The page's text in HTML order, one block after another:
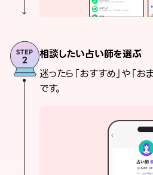
相談したい占い師を選ぶ
迷ったら「おすすめ」や「
です。